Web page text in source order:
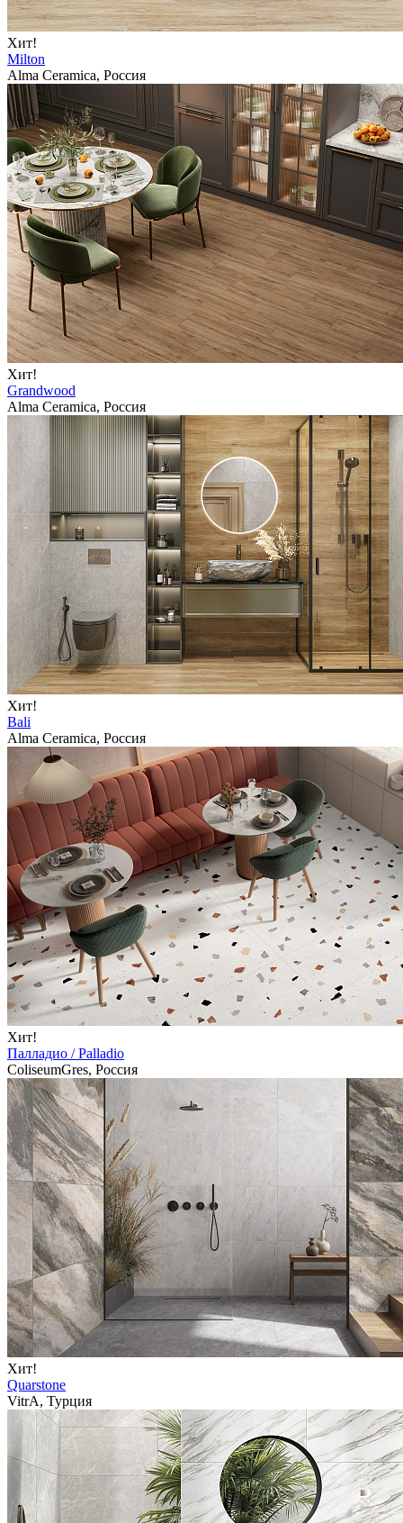
Хит!
Milton
Alma Ceramica, Россия
Хит!
Grandwood
Alma Ceramica, Россия
Хит!
Bali
Alma Ceramica, Россия
Хит!
Палладио / Palladio
ColiseumGres, Россия
Хит!
Quarstone
VitrA, Турция